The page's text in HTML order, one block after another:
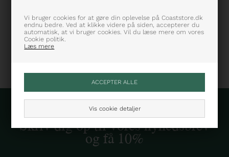
Vi bruger cookies for at gøre din oplevelse på Coaststore.dk
endnu bedre. Ved at klikke videre på siden, accepterer du
automatisk, at vi bruger cookies. Vil du læse mere om vores
Cookie politik.
Læs mere
Vis cookie detaljer
Skriv dig op til vores nyhedsbrev
og få 10%